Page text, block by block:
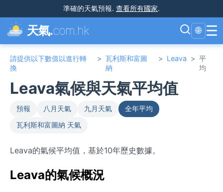
準確的天氣預報. 查看所有國家.
天氣.com.hk 🌐 ☰
請提供以下數值以進行轉
換
> 瓦利斯和富圖
納
> Leava > 平
均
Leava氣候與天氣平均值
預報 八月天氣 九月天氣
全年平均
瓦利斯和富圖納 天氣
Leava的氣候平均值，基於10年歷史數據。
Leava的氣候概況